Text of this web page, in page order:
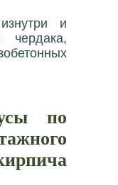
и
чердака,
по